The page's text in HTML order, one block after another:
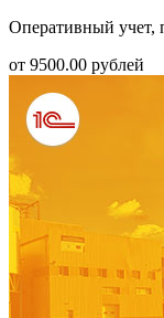
Оперативный учет,
от 9500.00 рублей